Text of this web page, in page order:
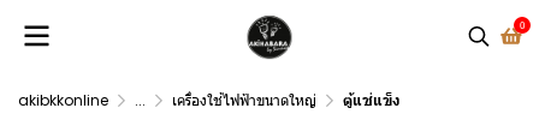
0
akibkkonline ... เครื่องใช้ไฟฟ้าขนาดใหญ่ ตู้แช่แข็ง